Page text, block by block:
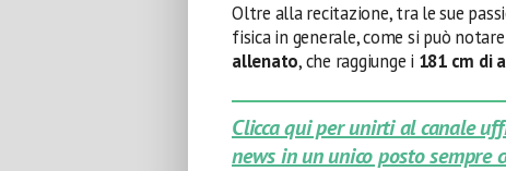
Oltre alla recitazione, tra le sue
fisica in generale, come si può
allenato, che raggiunge i 181 cm di
Clicca qui per unirti al canale
news in un unico posto sempre